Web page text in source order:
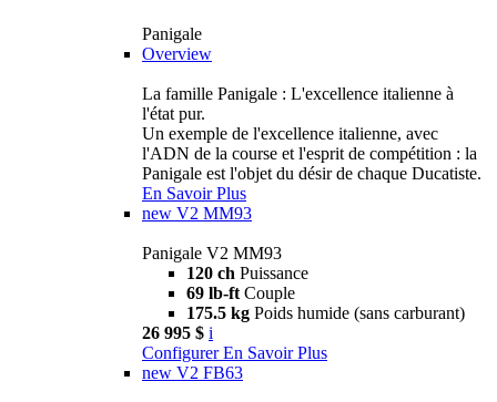
Panigale
Overview
La famille Panigale : L'excellence italienne à
l'état pur.
Un exemple de l'excellence italienne, avec
l'ADN de la course et l'esprit de compétition : la
Panigale est l'objet du désir de chaque Ducatiste.
En Savoir Plus
new V2 MM93
Panigale V2 MM93
120 ch Puissance
69 lb-ft Couple
175.5 kg Poids humide (sans carburant)
26 995 $ i
Configurer En Savoir Plus
new V2 FB63